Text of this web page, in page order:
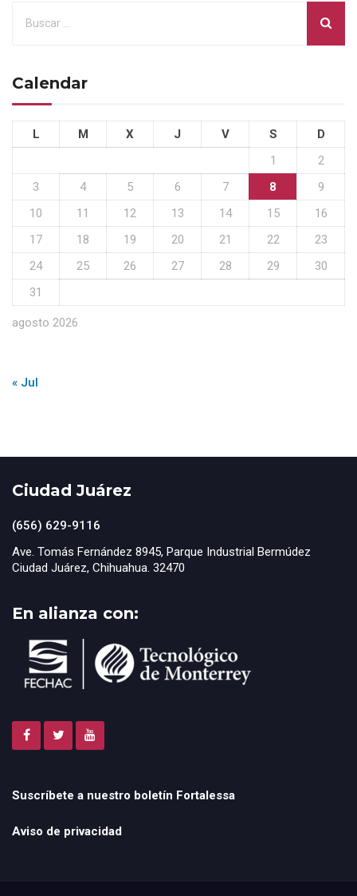
Calendar
agosto 2026
L M X J V S
D
1
2
3
4 5 6 7 8
9
10
11 12 13 14 15
16
17
18 19 20 21 22
23
24
25 26 27 28 29
30
31
« Jul
Ciudad Juárez
(656) 629-9116
Ave. Tomás Fernández 8945, Parque Industrial Bermúdez
Ciudad Juárez, Chihuahua. 32470
En alianza con:
Suscríbete a nuestro boletín Fortalessa
Aviso de privacidad